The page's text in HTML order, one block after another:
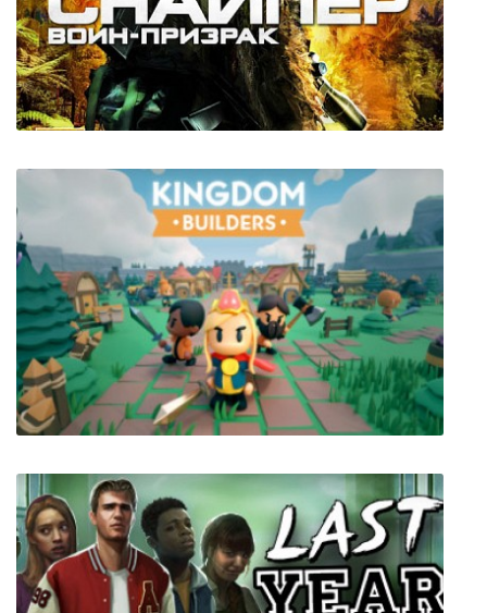
Touhou: Scarlet Curiosity
Снайпер Воин Призрак